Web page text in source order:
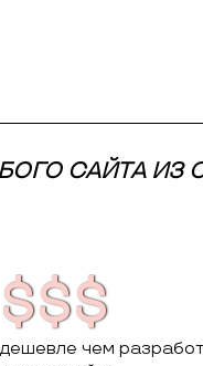
САЙТА ИЗ
$$$
дешевле чем